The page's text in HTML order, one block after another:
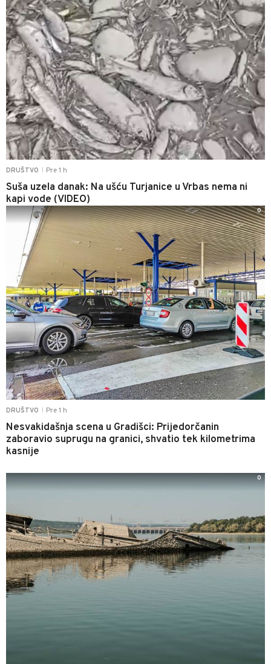
DRUŠTVO Pre 1 h
Suša uzela danak: Na ušću Turjanice u Vrbas nema ni
kapi vode (VIDEO)
DRUŠTVO Pre 1 h
Nesvakidašnja scena u Gradišci: Prijedorčanin
zaboravio suprugu na granici, shvatio tek kilometrima
kasnije
0
0